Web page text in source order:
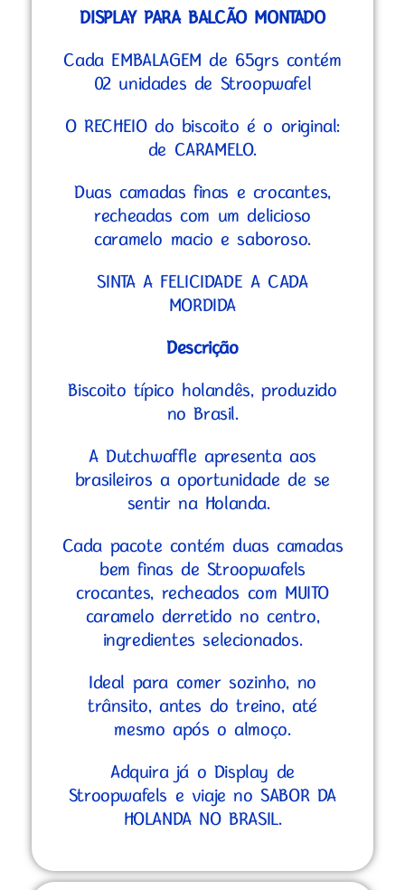
DISPLAY PARA BALCÃO MONTADO
Cada EMBALAGEM de 65grs contém
02 unidades de Stroopwafel
O RECHEIO do biscoito é o original:
de CARAMELO.
Duas camadas finas e crocantes,
recheadas com um delicioso
caramelo macio e saboroso.
SINTA A FELICIDADE A CADA
MORDIDA
Descrição
Biscoito típico holandês, produzido
no Brasil.
A Dutchwaffle apresenta aos
brasileiros a oportunidade de se
sentir na Holanda.
Cada pacote contém duas camadas
bem finas de Stroopwafels
crocantes, recheados com MUITO
caramelo derretido no centro,
ingredientes selecionados.
Ideal para comer sozinho, no
trânsito, antes do treino, até
mesmo após o almoço.
Adquira já o Display de
Stroopwafels e viaje no SABOR DA
HOLANDA NO BRASIL.